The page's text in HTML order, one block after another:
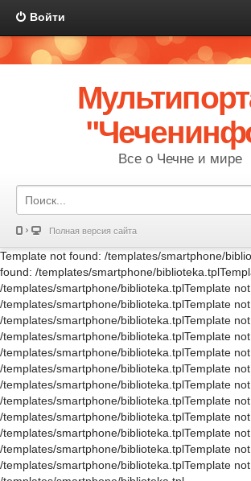
Войти
Все о Чечне и мире
Полная версия сайта
Template not found: /templates/smartphone/
found: /templates/smartphone/
/templates/smartphone/biblioteka.tplTemplate
/templates/smartphone/biblioteka.tplTemplate
/templates/smartphone/biblioteka.tplTemplate
/templates/smartphone/biblioteka.tplTemplate
/templates/smartphone/biblioteka.tplTemplate
/templates/smartphone/biblioteka.tplTemplate
/templates/smartphone/biblioteka.tplTemplate
/templates/smartphone/biblioteka.tplTemplate
/templates/smartphone/biblioteka.tplTemplate
/templates/smartphone/biblioteka.tplTemplate
/templates/smartphone/biblioteka.tplTemplate
/templates/smartphone/biblioteka.tplTemplate